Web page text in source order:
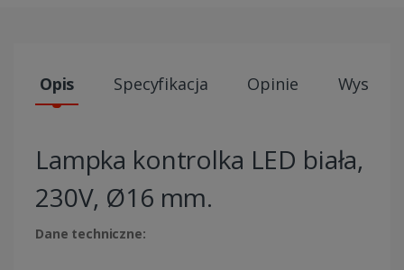
Opis Specyfikacja Opinie Wysyłki
Lampka kontrolka LED biała,
230V, Ø16 mm.
Dane techniczne: